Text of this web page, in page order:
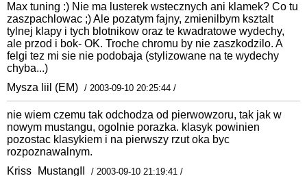
Max tuning :) Nie ma lusterek wstecznych ani klamek? Co tu
zaszpachlowac ;) Ale pozatym fajny, zmienilbym ksztalt
tylnej klapy i tych blotnikow oraz te kwadratowe wydechy,
ale przod i bok- OK. Troche chromu by nie zaszkodzilo. A
felgi tez mi sie nie podobaja (stylizowane na te wydechy
chyba...)
Mysza liil (EM) / 2003-09-10 20:25:44 /
nie wiem czemu tak odchodza od pierwowzoru, tak jak w
nowym mustangu, ogolnie porazka. klasyk powinien
pozostac klasykiem i na pierwszy rzut oka byc
rozpoznawalnym.
Kriss_MustangII
/ 2003-09-10 21:19:41 /